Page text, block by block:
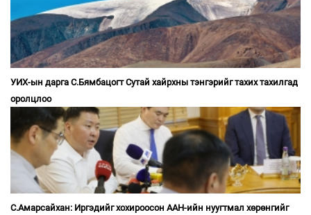
УИХ-ын дарга С.Бямбацогт Сутай хайрхны тэнгэрийг тахих тахилгад
оролцлоо
С.Амарсайхан: Иргэдийг хохироосон ААН-ийн нуугтмал хөрөнгийг